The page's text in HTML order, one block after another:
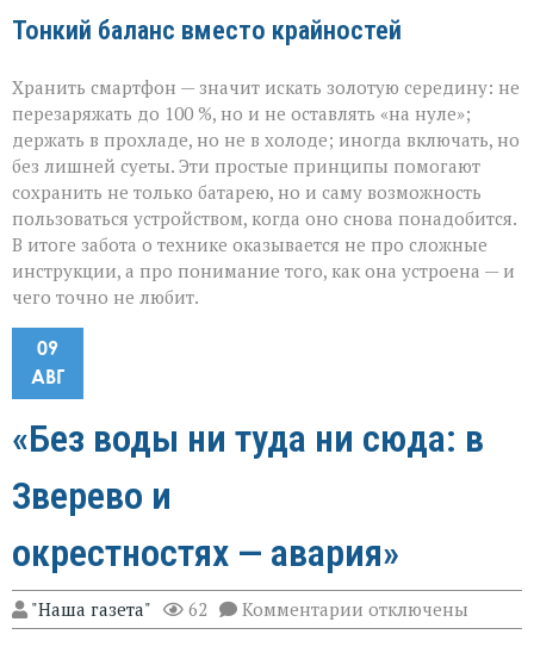
Тонкий баланс вместо крайностей
Хранить смартфон — значит искать золотую середину: не
перезаряжать до 100 %, но и не оставлять «на нуле»;
держать в прохладе, но не в холоде; иногда включать, но
без лишней суеты. Эти простые принципы помогают
сохранить не только батарею, но и саму возможность
пользоваться устройством, когда оно снова понадобится.
В итоге забота о технике оказывается не про сложные
инструкции, а про понимание того, как она устроена — и
чего точно не любит.
09
АВГ
«Без воды ни туда ни сюда: в
Зверево и
окрестностях — авария»
"Наша газета" 62 Комментарии к
записи
отключены